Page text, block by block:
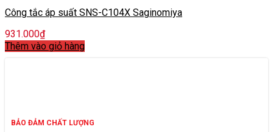
Công tắc áp suất SNS-C104X Saginomiya
931.000₫
Thêm vào giỏ hàng
BẢO ĐẢM CHẤT LƯỢNG